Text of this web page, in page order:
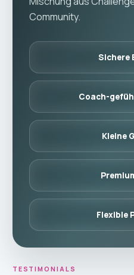
Community.
Sichere
Coach-
Kleine
Flexible
TESTIMONIALS